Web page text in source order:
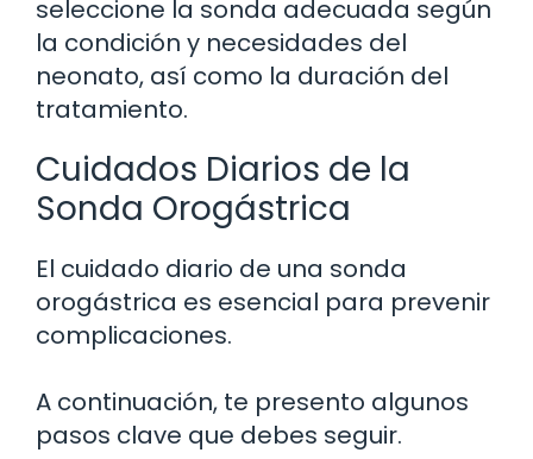
seleccione la sonda adecuada según
la condición y necesidades del
neonato, así como la duración del
tratamiento.
Cuidados Diarios de la
Sonda Orogástrica
El cuidado diario de una sonda
orogástrica es esencial para prevenir
complicaciones.
A continuación, te presento algunos
pasos clave que debes seguir.